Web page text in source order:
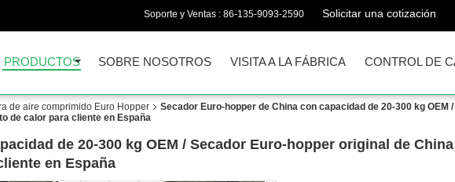
Soporte y Ventas : 86-135-9093-2590 Solicitar una cotización
PRODUCTOS SOBRE NOSOTROS VISITA A LA FÁBRICA CONTROL DE
de aire comprimido Euro Hopper
Secador Euro-hopper de China con capacidad de 20-300 kg OEM
de calor para cliente en España
de 20-300 kg OEM / Secador Euro-hopper original de
en España